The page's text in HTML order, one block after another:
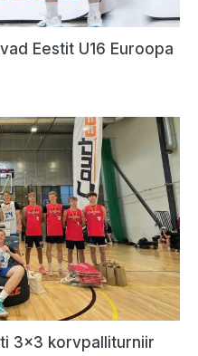
Eestit U16 Euroopa
3×3 korvpalliturniir